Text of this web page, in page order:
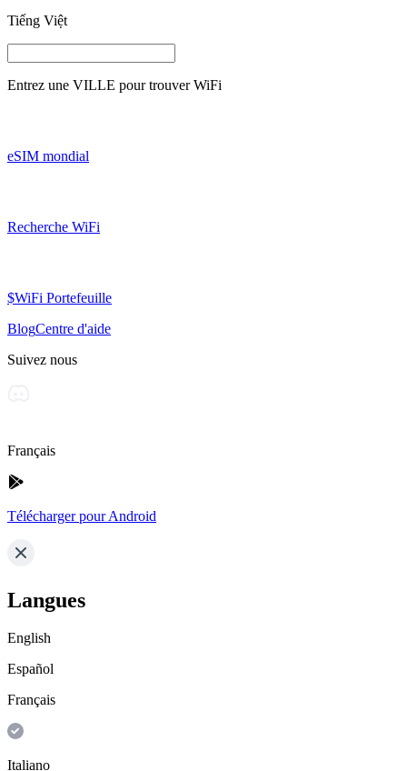
Tiếng Việt
Entrez une VILLE pour trouver WiFi
eSIM mondial
Recherche WiFi
$WiFi Portefeuille
BlogCentre d'aide
Suivez nous
Français
Télécharger pour Android
Langues
English
Español
Français
Italiano